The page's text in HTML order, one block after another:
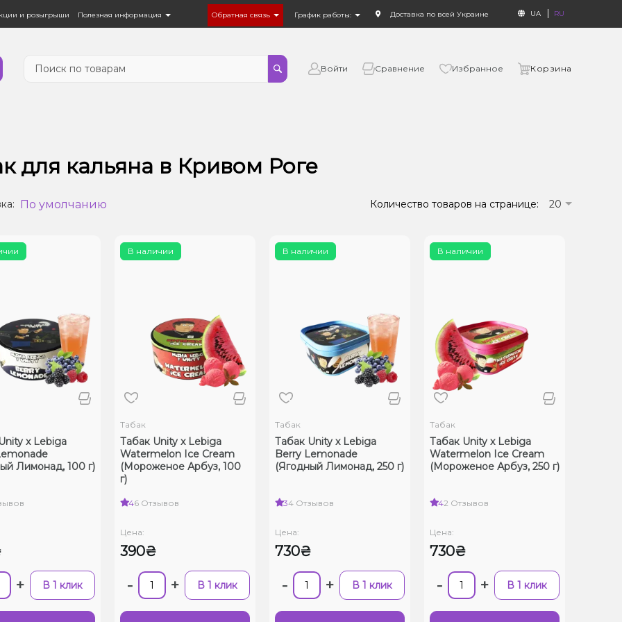
и розыгрыши Полезная информация Обратная связь График работы: Доставка по всей Украине UA RU
Войти Сравнение Избранное Корзина
для кальяна в Кривом Роге
По умолчанию Количество товаров на странице: 20
x Lebiga
Лимонад, 100 г)
+ В 1 клик
В наличии
Табак
Табак Unity x Lebiga
Watermelon Ice Cream
(Мороженое Арбуз, 100
г)
46 Отзывов
Цена:
390₴
- + В 1 клик
В наличии
Табак
Табак Unity x Lebiga
Berry Lemonade
(Ягодный Лимонад, 250 г)
34 Отзывов
Цена:
730₴
- + В 1 клик
В наличии
Табак
Табак Unity x Lebiga
Watermelon Ice Cream
(Мороженое Арбуз, 250 г)
42 Отзывов
Цена:
730₴
- + В 1 клик